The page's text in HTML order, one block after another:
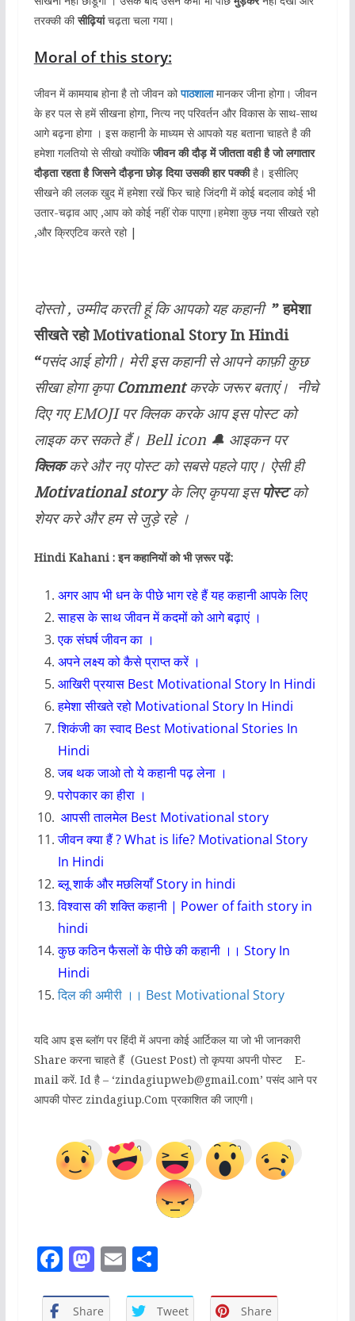
तरक्की कीसीढ़ियांचढ़ता चला गया।
Moral of this story:
जीवन में कामयाब होना है तो जीवन कोपाठशाला मानकर जीना होगा। जीवन
के हर पल से हमें सीखना होगा, नित्य नए परिवर्तन और विकास के साथ-साथ
आगे बढ़ना होगा । इस कहानी के माध्यम से आपको यह बताना चाहते है की
हमेशा गलतियो से सीखो क्योंकिजीवन की दौड़ में जीतता वही है जो लगातार
दौड़ता रहता है जिसने दौड़ना छोड़ दिया उसकी हार पक्कीहै। इसीलिए
सीखने की ललक खुद में हमेशा रखें फिर चाहे जिंदगी में कोई बदलाव कोई भी
उतार-चढ़ाव आए ,आप को कोई नहीं रोक पाएगा।हमेशा कुछ नया सीखते रहो
,और क्रिएटिव करते रहो |
दोस्तो , उम्मीद करती हूं कि आपको यह कहानी ” हमेशा
सीखते रहो Motivational Story In Hindi
“पसंद आई होगी। मेरी इस कहानी से आपने काफ़ी कुछ
सीखा होगा कृपाCommentकरके जरूर बताएं। नीचे
दिए गए EMOJI पर क्लिक करके आप इस पोस्ट को
लाइक कर सकते हैं। Bell icon 🔔 आइकन पर
क्लिककरे और नए पोस्ट को सबसे पहले पाए। ऐसी ही
Motivational storyके लिए कृपया इसपोस्टको
शेयर करे और हम से जुड़े रहे ।
Hindi Kahani : इन कहानियों को भी ज़रूर पढ़ें:
अगर आप भी धन के पीछे भाग रहे हैं यह कहानी आपके लिए
साहस के साथ जीवन में कदमों को आगे बढ़ाएं ।
एक संघर्ष जीवन का ।
अपने लक्ष्य को कैसे प्राप्त करें ।
आखिरी प्रयास Best Motivational Story In Hindi
हमेशा सीखते रहो Motivational Story In Hindi
शिकंजी का स्वाद Best Motivational Stories In
Hindi
जब थक जाओ तो ये कहानी पढ़ लेना ।
परोपकार का हीरा।
आपसी तालमेल Best Motivational story
जीवन क्या हैं ? What is life? Motivational Story
In Hindi
ब्लू शार्क और मछलियाँ Story in hindi
विश्वास की शक्ति कहानी | Power of faith story in
hindi
कुछ कठिन फैसलों के पीछे की कहानी ।। Story In
Hindi
दिल की अमीरी ।। Best Motivational Story
यदि आप इस ब्लॉग पर हिंदी में अपना कोई आर्टिकल या जो भी जानकारी
Share करना चाहते हैं (Guest Post) तो कृपया अपनी पोस्ट E-
mail करें. Id है – ‘zindagiupweb@gmail.com’ पसंद आने पर
आपकी पोस्ट zindagiup.Com प्रकाशित की जाएगी।
0 0 0 0 0
0
F
c
M
st
E
ai
S
ar
Share Tweet Share